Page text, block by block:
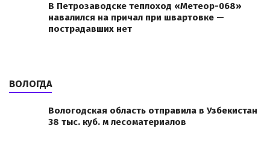
В Петрозаводске теплоход «Метеор-068»
навалился на причал при швартовке —
пострадавших нет
ВОЛОГДА
Вологодская область отправила в Узбекистан
38 тыс. куб. м лесоматериалов